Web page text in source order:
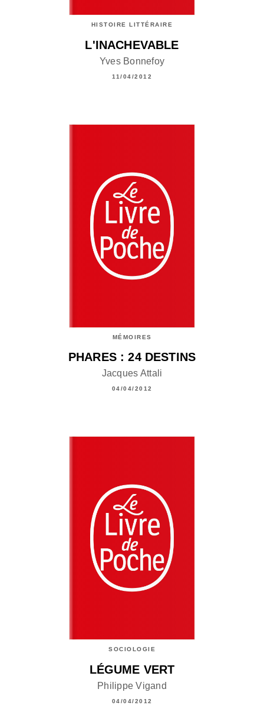
HISTOIRE LITTÉRAIRE
L'INACHEVABLE
Yves Bonnefoy
11/04/2012
MÉMOIRES
PHARES : 24 DESTINS
Jacques Attali
04/04/2012
SOCIOLOGIE
LÉGUME VERT
Philippe Vigand
04/04/2012